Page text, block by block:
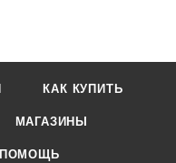
КАК КУПИТЬ
МАГАЗИНЫ
ПОМОЩЬ